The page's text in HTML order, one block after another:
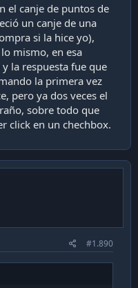
el canje de puntos de
un canje de una
si la hice yo),
mismo, en esa
la respuesta fue que
la primera vez
pero ya dos veces el
sobre todo que
click en un chechbox.
#1.890